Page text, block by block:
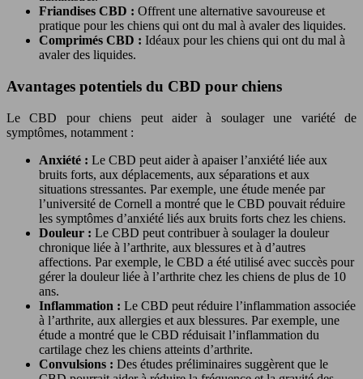
Friandises CBD : Offrent une alternative savoureuse et
pratique pour les chiens qui ont du mal à avaler des liquides.
Comprimés CBD : Idéaux pour les chiens qui ont du mal à
avaler des liquides.
Avantages potentiels du CBD pour chiens
Le CBD pour chiens peut aider à soulager une variété de
symptômes, notamment :
Anxiété : Le CBD peut aider à apaiser l’anxiété liée aux
bruits forts, aux déplacements, aux séparations et aux
situations stressantes. Par exemple, une étude menée par
l’université de Cornell a montré que le CBD pouvait réduire
les symptômes d’anxiété liés aux bruits forts chez les chiens.
Douleur : Le CBD peut contribuer à soulager la douleur
chronique liée à l’arthrite, aux blessures et à d’autres
affections. Par exemple, le CBD a été utilisé avec succès pour
gérer la douleur liée à l’arthrite chez les chiens de plus de 10
ans.
Inflammation : Le CBD peut réduire l’inflammation associée
à l’arthrite, aux allergies et aux blessures. Par exemple, une
étude a montré que le CBD réduisait l’inflammation du
cartilage chez les chiens atteints d’arthrite.
Convulsions : Des études préliminaires suggèrent que le